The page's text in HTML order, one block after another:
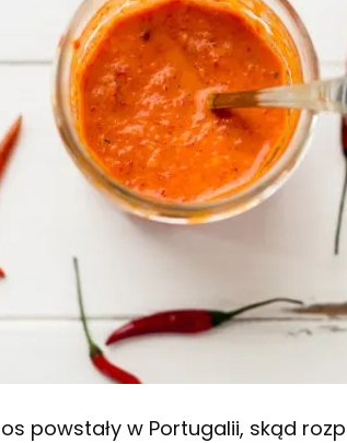
powstały w Portugalii, skąd